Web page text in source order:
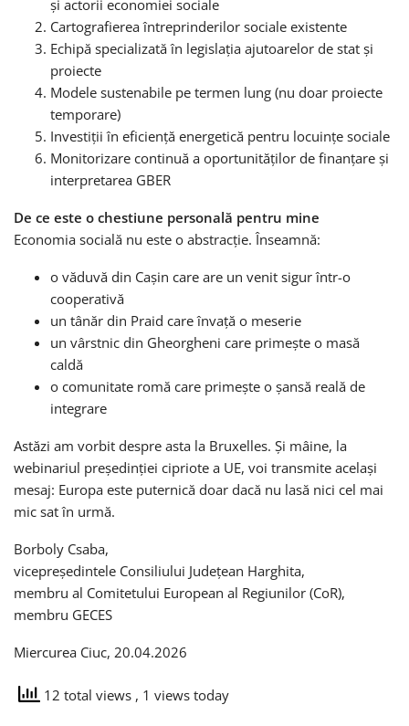
și actorii economiei sociale
Cartografierea întreprinderilor sociale existente
Echipă specializată în legislația ajutoarelor de stat și
proiecte
Modele sustenabile pe termen lung (nu doar proiecte
temporare)
Investiții în eficiență energetică pentru locuințe sociale
Monitorizare continuă a oportunităților de finanțare și
interpretarea GBER
De ce este o chestiune personală pentru mine
Economia socială nu este o abstracție. Înseamnă:
o văduvă din Cașin care are un venit sigur într-o
cooperativă
un tânăr din Praid care învață o meserie
un vârstnic din Gheorgheni care primește o masă
caldă
o comunitate romă care primește o șansă reală de
integrare
Astăzi am vorbit despre asta la Bruxelles. Și mâine, la
webinariul președinției cipriote a UE, voi transmite același
mesaj: Europa este puternică doar dacă nu lasă nici cel mai
mic sat în urmă.
Borboly Csaba,
vicepreședintele Consiliului Județean Harghita,
membru al Comitetului European al Regiunilor (CoR),
membru GECES
Miercurea Ciuc, 20.04.2026
12 total views , 1 views today